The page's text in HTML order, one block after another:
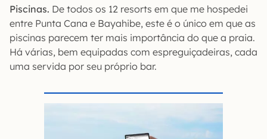
Piscinas. De todos os 12 resorts em que me hospedei
entre Punta Cana e Bayahibe, este é o único em que as
piscinas parecem ter mais importância do que a praia.
Há várias, bem equipadas com espreguiçadeiras, cada
uma servida por seu próprio bar.